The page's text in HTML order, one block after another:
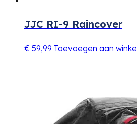
JJC RI-9 Raincover
€ 59,99 Toevoegen aan